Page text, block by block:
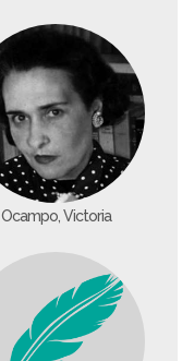
Ocampo, Victoria